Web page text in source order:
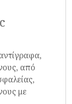
από
με